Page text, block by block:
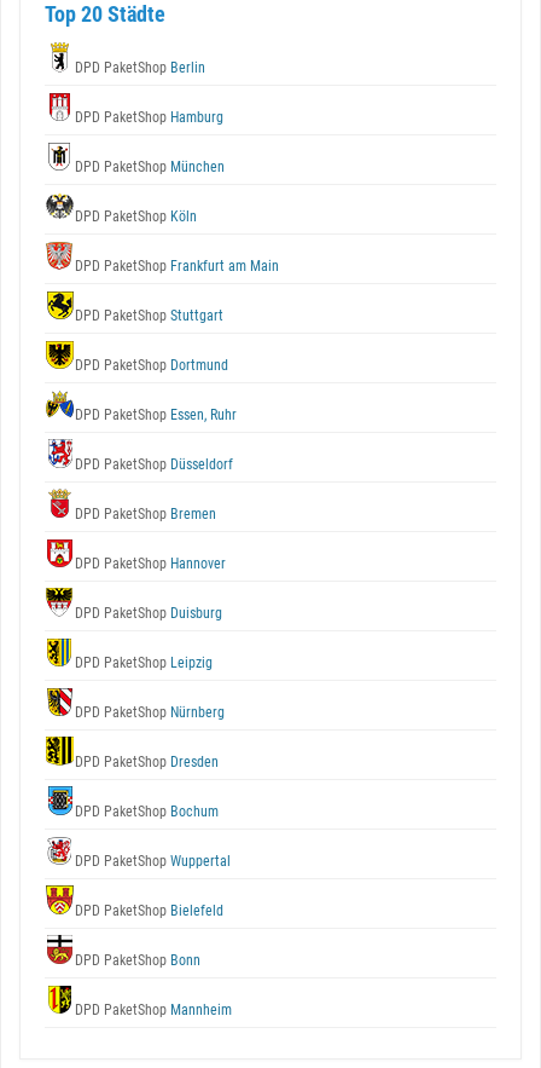
Top 20 Städte
DPD PaketShop Berlin
DPD PaketShop Hamburg
DPD PaketShop München
DPD PaketShop Köln
DPD PaketShop Frankfurt am Main
DPD PaketShop Stuttgart
DPD PaketShop Dortmund
DPD PaketShop Essen, Ruhr
DPD PaketShop Düsseldorf
DPD PaketShop Bremen
DPD PaketShop Hannover
DPD PaketShop Duisburg
DPD PaketShop Leipzig
DPD PaketShop Nürnberg
DPD PaketShop Dresden
DPD PaketShop Bochum
DPD PaketShop Wuppertal
DPD PaketShop Bielefeld
DPD PaketShop Bonn
DPD PaketShop Mannheim